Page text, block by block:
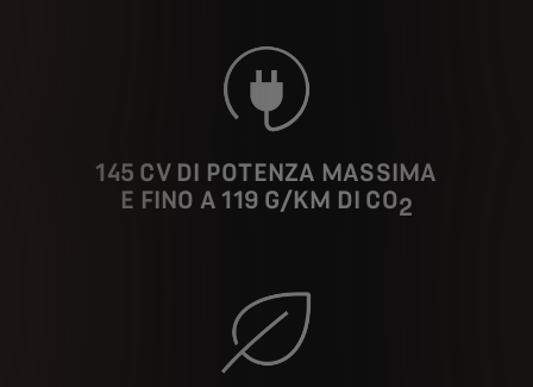
145 CV DI POTENZA MASSIMA
E FINO A 119 G/KM DI CO2